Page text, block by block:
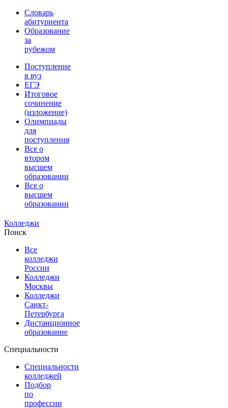
Словарь
абитуриента
Образование
за
рубежом
Поступление
в вуз
ЕГЭ
Итоговое
сочинение
(изложение)
Олимпиады
для
поступления
Все о
втором
высшем
образовании
Все о
высшем
образовании
Колледжи
Поиск
Все
колледжи
России
Колледжи
Москвы
Колледжи
Санкт-
Петербурга
Дистанционное
образование
Специальности
Специальности
колледжей
Подбор
по
профессии